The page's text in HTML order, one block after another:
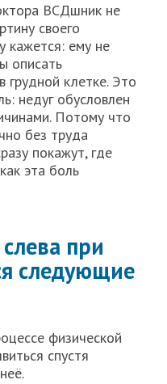
ВСДшник не
своего
кажется: ему не
описать
клетке. Это
недуг обусловлен
Потому что
без труда
покажут, где
эта боль
при
следующие
физической
спустя